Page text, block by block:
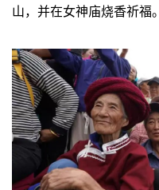
山，并在女神庙烧香祈福。